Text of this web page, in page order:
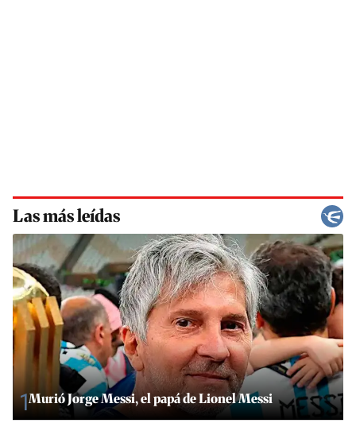
Las más leídas
1Murió Jorge Messi, el papá de Lionel Messi